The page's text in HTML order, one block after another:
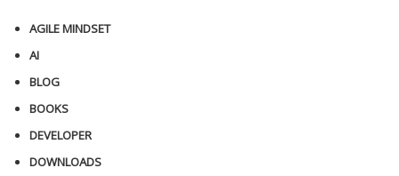
AGILE MINDSET
AI
BLOG
BOOKS
DEVELOPER
DOWNLOADS